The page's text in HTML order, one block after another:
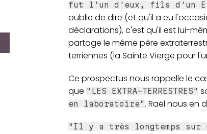
fut l'un d'eux, fils d'un
oublie de dire (et qu'il a eu
déclarations), c'est qu'il est lui-
partage le même père
terriennes (la Sainte Vierge pour
Ce prospectus nous rappelle le
que "LES EXTRA-TERRESTRES"
en laboratoire" . Raël nous en
"Il y a très longtemps sur